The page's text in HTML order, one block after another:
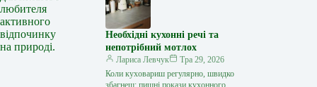
любителя
активного
відпочинку
на природі.
…
Необхідні кухонні речі та
непотрібний мотлох
Лариса Левчук
Тра 29, 2026
Коли куховариш регулярно, швидко
збагнеш: пишні покази кухонного